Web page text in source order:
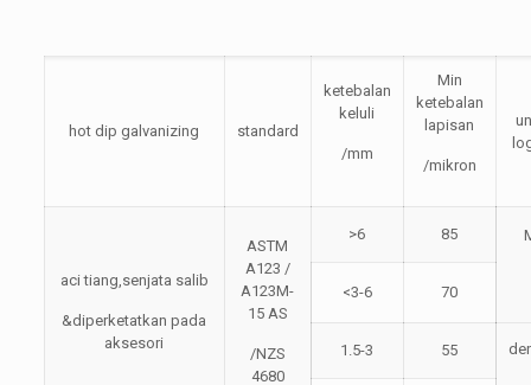
hot dip galvanizing standard
ketebalan
keluli
/mm
Min
ketebalan
lapisan
/mikron
aci tiang,senjata salib
&diperketatkan pada
aksesori
ASTM
A123 /
A123M-
15 AS
/NZS
4680
>6 85
<3-6 70
1.5-3 55